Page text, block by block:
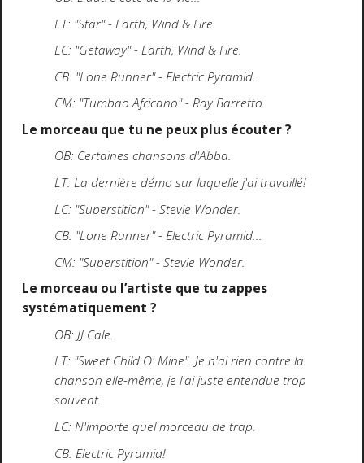
LT: "Star" - Earth, Wind & Fire.
LC: "Getaway" - Earth, Wind & Fire.
CB: "Lone Runner" - Electric Pyramid.
CM: "Tumbao Africano" - Ray Barretto.
Le morceau que tu ne peux plus écouter ?
OB: Certaines chansons d'Abba.
LT: La dernière démo sur laquelle j'ai travaillé!
LC: "Superstition" - Stevie Wonder.
CB: "Lone Runner" - Electric Pyramid...
CM: "Superstition" - Stevie Wonder.
Le morceau ou l’artiste que tu zappes
systématiquement ?
OB: JJ Cale.
LT: "Sweet Child O' Mine". Je n'ai rien contre la
chanson elle-même, je l'ai juste entendue trop
souvent.
LC: N'importe quel morceau de trap.
CB: Electric Pyramid!